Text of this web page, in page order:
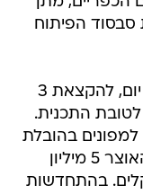
הפיתוח
האוצר צריך לגבש מקורות תוך 30 יום, להקצאת 3
התכנית.
בהובלת
משרד ההתיישבות למפונים יקצה האוצר 5 מיליון
8 מיליון שקלים. בהתחדשות